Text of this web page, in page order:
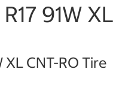
91W
XL CNT-RO Tire